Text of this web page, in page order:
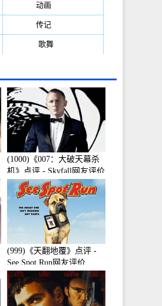
动画
传记
歌舞(81)
(1000)《007：大破天幕杀
机》点评 - Skyfall网友评价
(999)《天翻地覆》点评 -
See Spot Run网友评价